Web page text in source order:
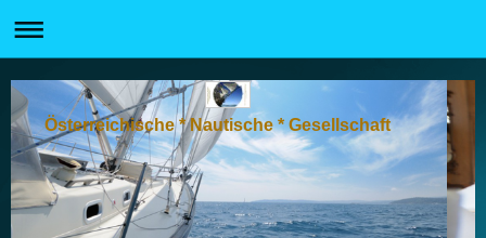
Österreichische * Nautische * Gesellschaft